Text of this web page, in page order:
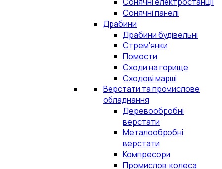
Сонячні панелі
Драбини
Драбини будівельні
Стрем'янки
Помости
Сходи на горище
Сходові марші
Верстати та промислове
обладнання
Деревообробні
верстати
Металообробні
верстати
Компресори
Промислові колеса